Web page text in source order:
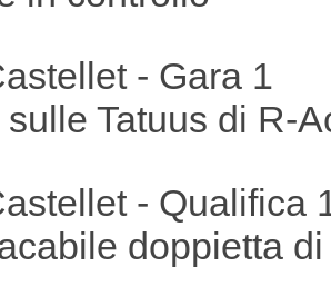
- Gara 1
Tatuus di R-
- Qualifica
doppietta